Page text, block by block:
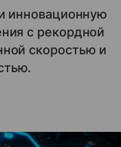
инновационную
с рекордной
скоростью и